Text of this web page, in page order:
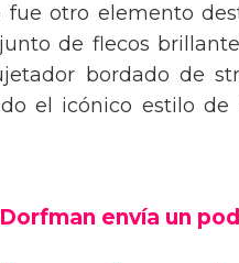
fue otro elemento
de flecos
bordado de
el icónico estilo de
envía un